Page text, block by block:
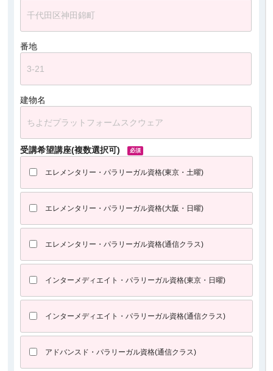
番地
建物名
受講希望講座(複数選択可)
エレメンタリー・パラリーガル資格(東京・土曜)
エレメンタリー・パラリーガル資格(大阪・日曜)
エレメンタリー・パラリーガル資格(通信クラス)
インターメディエイト・パラリーガル資格(東京・日曜)
インターメディエイト・パラリーガル資格(通信クラス)
アドバンスド・パラリーガル資格(通信クラス)